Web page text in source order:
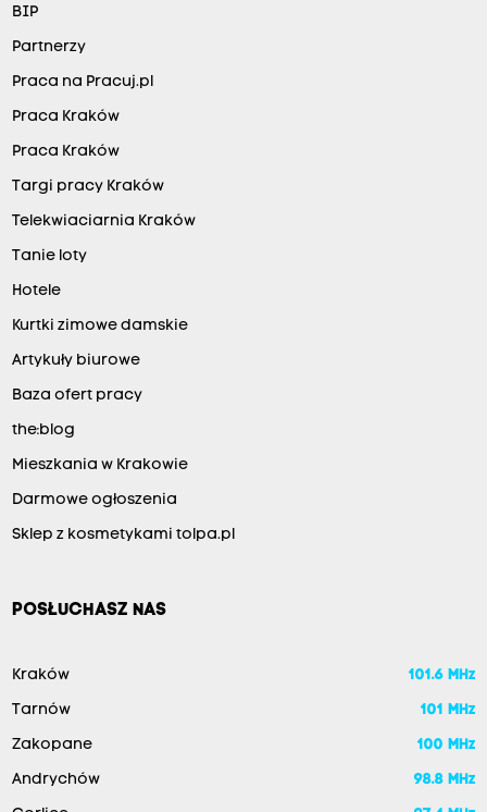
BIP
Partnerzy
Praca na Pracuj.pl
Praca Kraków
Praca Kraków
Targi pracy Kraków
Telekwiaciarnia Kraków
Tanie loty
Hotele
Kurtki zimowe damskie
Artykuły biurowe
Baza ofert pracy
the:blog
Mieszkania w Krakowie
Darmowe ogłoszenia
Sklep z kosmetykami tolpa.pl
POSŁUCHASZ NAS
Kraków 101.6 MHz
Tarnów 101 MHz
Zakopane 100 MHz
Andrychów 98.8 MHz